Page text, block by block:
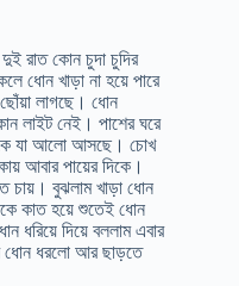
রাত কোন চুদা চুদির
ধোন খাড়া না হয়ে পারে
লাগছে। ধোন
লাইট নেই। পাশের ঘরে
যা আলো আসছে। চোখ
আবার পায়ের দিকে।
চায়। বুঝলাম খাড়া ধোন
কাত হয়ে শুতেই ধোন
ধরিয়ে দিয়ে বললাম এবার
ধোন ধরলো আর ছাড়তে